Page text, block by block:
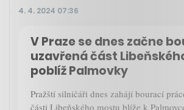
4. 4. 2024 07:36
V Praze se dnes začne
uzavřená část
poblíž Palmovky
Pražští silničáři dnes zahájí bourací
části Libeňského mostu blíže k